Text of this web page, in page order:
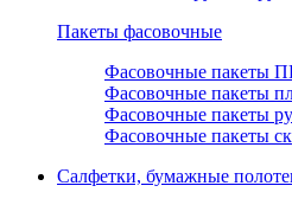
Пакеты фасовочные
Фасовочные пакеты
Фасовочные пакеты
Фасовочные пакеты
Фасовочные пакеты
Салфетки, бумажные